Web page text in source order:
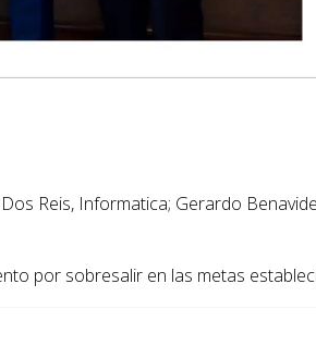
Reis, Informatica; Gerardo
por sobresalir en las metas